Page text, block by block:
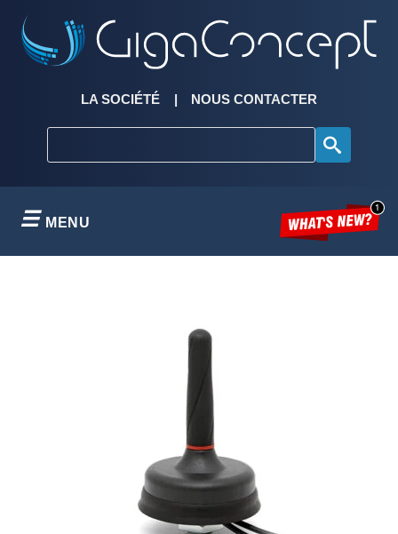
content
LA SOCIÉTÉ NOUS CONTACTER
MENU